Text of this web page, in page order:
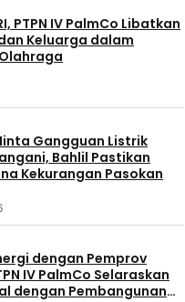
PTPN IV PalmCo Libatkan
Keluarga dalam
Gangguan Listrik
Bahlil Pastikan
Kekurangan Pasokan
dengan Pemprov
IV PalmCo Selaraskan
dengan Pembangunan